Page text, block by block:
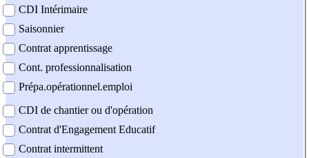
CDI Intérimaire
Saisonnier
Contrat apprentissage
Cont. professionnalisation
Prépa.opérationnel.emploi
CDI de chantier ou d'opération
Contrat d'Engagement Educatif
Contrat intermittent